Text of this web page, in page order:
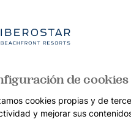
de cookies
cookies propias y de
y mejorar sus